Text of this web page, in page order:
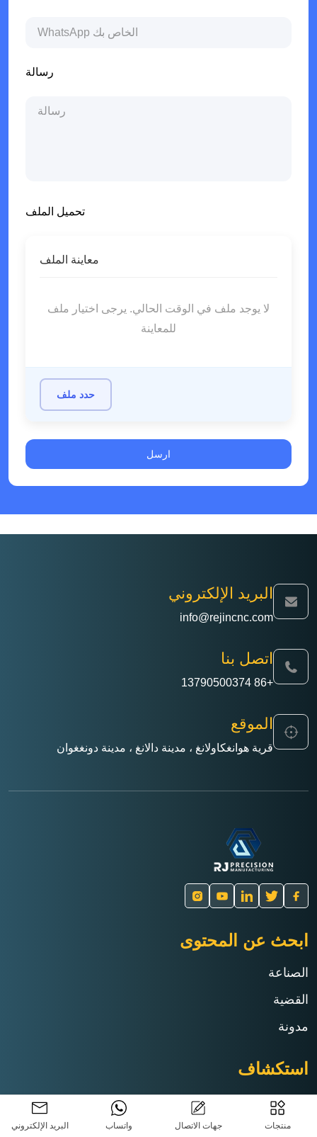
رسالة
تحميل الملف
معاينة الملف
لا يوجد ملف في الوقت الحالي. يرجى اختيار ملف
للمعاينة
حدد ملف
البريد الإلكتروني
info@rejincnc.com
اتصل بنا
+86 13790500374
الموقع
قرية هوانغكاولانغ ، مدينة دالانغ ، مدينة دونغغوان
ابحث عن المحتوى
الصناعة
القضية
مدونة
استكشاف
من نحن
خدمةمنتجات جهات الاتصال واتساب البريد الإلكتروني